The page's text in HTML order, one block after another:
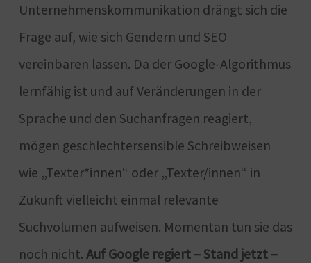
Unternehmenskommunikation drängt sich die
Frage auf, wie sich Gendern und SEO
vereinbaren lassen. Da der Google-Algorithmus
lernfähig ist und auf Veränderungen in der
Sprache und den Suchanfragen reagiert,
mögen geschlechtersensible Schreibweisen
wie „Texter*innen“ oder „Texter/innen“ in
Zukunft vielleicht einmal relevante
Suchvolumen aufweisen. Momentan tun sie das
noch nicht. Auf Google regiert – Stand jetzt –